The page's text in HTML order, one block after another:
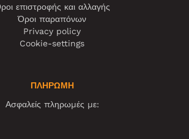
επιστροφής και αλλαγής
Όροι παραπόνων
Privacy policy
Cookie-settings
ΠΛΗΡΩΜΗ
Ασφαλείς πληρωμές με: